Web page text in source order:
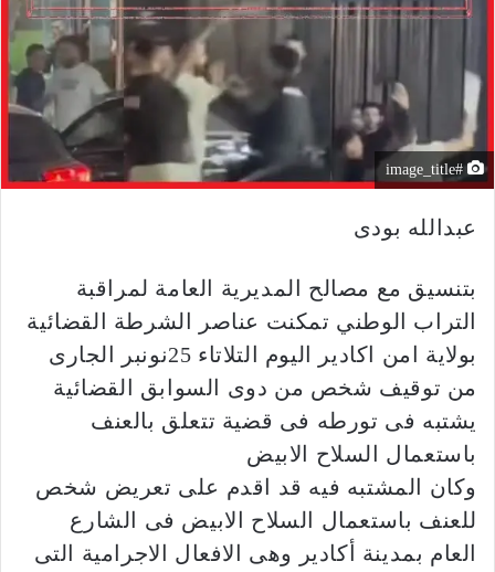
#image_title
عبدالله بودى
بتنسيق مع مصالح المديرية العامة لمراقبة
التراب الوطني تمكنت عناصر الشرطة القضائية
بولاية امن اكادير اليوم التلاتاء 25نونبر الجارى
من توقيف شخص من دوى السوابق القضائية
يشتبه فى تورطه فى قضية تتعلق بالعنف
باستعمال السلاح الابيض
وكان المشتبه فيه قد اقدم على تعريض شخص
للعنف باستعمال السلاح الابيض فى الشارع
العام بمدينة أكادير وهى الافعال الاجرامية التى